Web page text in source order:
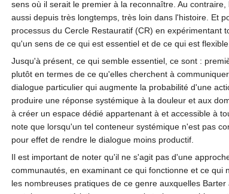
sens où il serait le premier à la reconnaître. Au
aussi depuis très longtemps, très loin dans l'histoire. Et
processus du Cercle Restauratif (CR) en expérimentant
qu'un sens de ce qui est essentiel et de ce qui est flexible.
Jusqu'à présent, ce qui semble essentiel, ce sont :
plutôt en termes de ce qu'elles cherchent à
dialogue particulier qui augmente la probabilité d'une
produire une réponse systémique à la douleur et aux
à créer un espace dédié appartenant à et accessible à
note que lorsqu'un tel conteneur systémique n'est pas
pour effet de rendre le dialogue moins productif.
Il est important de noter qu'il ne s'agit pas d'une
communautés, en examinant ce qui fonctionne et ce
les nombreuses pratiques de ce genre auxquelles